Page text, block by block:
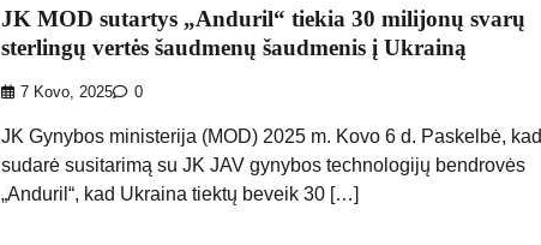
JK MOD sutartys „Anduril“ tiekia 30 milijonų svarų
sterlingų vertės šaudmenų šaudmenis į Ukrainą
7 Kovo, 2025 0
JK Gynybos ministerija (MOD) 2025 m. Kovo 6 d. Paskelbė, kad
sudarė susitarimą su JK JAV gynybos technologijų bendrovės
„Anduril“, kad Ukraina tiektų beveik 30 […]